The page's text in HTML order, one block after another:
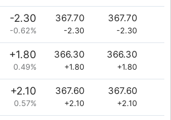
-2.30
-0.62%
367.70
-2.30
367.70
-2.30
+1.80
0.49%
366.30
+1.80
366.30
+1.80
+2.10
0.57%
367.60
+2.10
367.60
+2.10